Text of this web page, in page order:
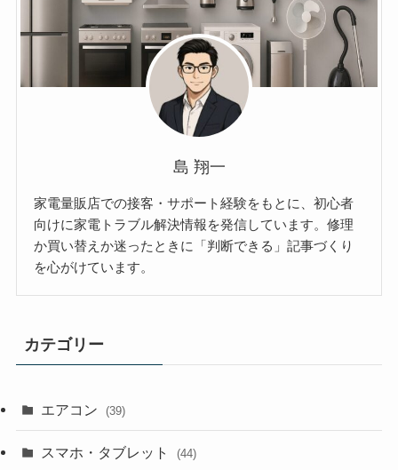
島 翔一
家電量販店での接客・サポート経験をもとに、初心者
向けに家電トラブル解決情報を発信しています。修理
か買い替えか迷ったときに「判断できる」記事づくり
を心がけています。
カテゴリー
エアコン (39)
スマホ・タブレット (44)